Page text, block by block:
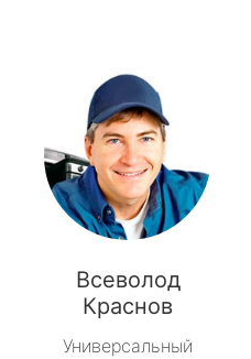
Всеволод
Краснов
Универсальный